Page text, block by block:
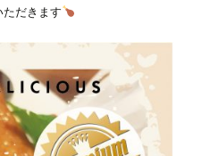
だきます